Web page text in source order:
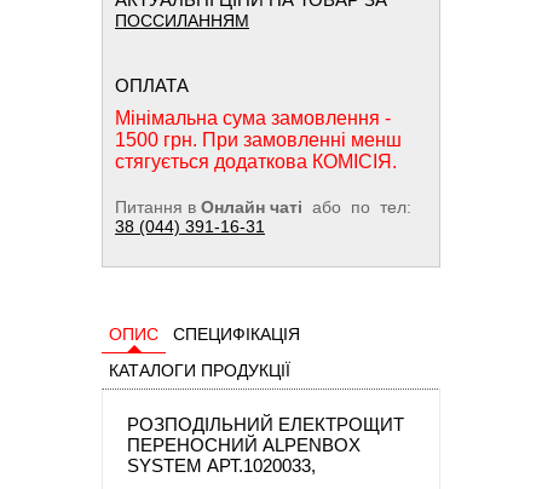
ПОССИЛАННЯМ
ОПЛАТА
Мінімальна сума замовлення -
1500 грн. При замовленні менш
стягується додаткова КОМІСІЯ.
Питання в Онлайн чаті або по тел:
38 (044) 391-16-31
ОПИС
СПЕЦИФІКАЦІЯ
КАТАЛОГИ ПРОДУКЦІЇ
РОЗПОДІЛЬНИЙ ЕЛЕКТРОЩИТ
ПЕРЕНОСНИЙ ALPENBOX
SYSTEM АРТ.1020033,